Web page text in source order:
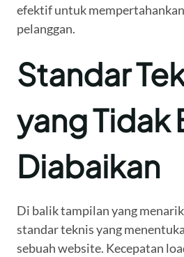
efektif untuk
pelanggan.
Standar
yang Tidak
Diabaikan
Di balik tampilan yang
standar teknis yang
sebuah website. Kecepatan